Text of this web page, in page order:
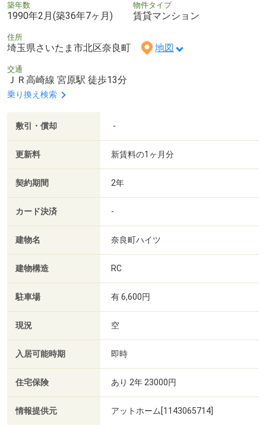
築年数
1990年2月(築36年7ヶ月)
物件タイプ
賃貸マンション
住所
埼玉県さいたま市北区奈良町 地図
交通
ＪＲ高崎線 宮原駅 徒歩13分
乗り換え検索
敷引・償却 -
更新料 新賃料の1ヶ月分
契約期間 2年
カード決済 -
建物名 奈良町ハイツ
建物構造 RC
駐車場 有 6,600円
現況 空
入居可能時期 即時
住宅保険 あり 2年 23000円
情報提供元 アットホーム[1143065714]